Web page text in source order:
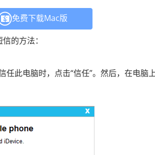
免费下载Mac版
的方法：
此电脑时，点击“信任”。然后，在电脑